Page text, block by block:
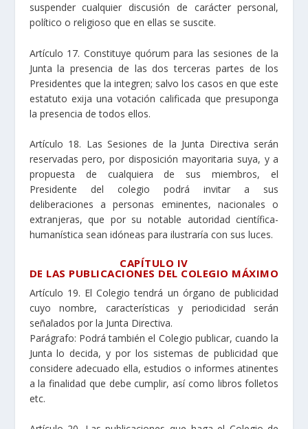
suspender cualquier discusión de carácter personal,
político o religioso que en ellas se suscite.
Artículo 17. Constituye quórum para las sesiones de la
Junta la presencia de las dos terceras partes de los
Presidentes que la integren; salvo los casos en que este
estatuto exija una votación calificada que presuponga
la presencia de todos ellos.
Artículo 18. Las Sesiones de la Junta Directiva serán
reservadas pero, por disposición mayoritaria suya, y a
propuesta de cualquiera de sus miembros, el
Presidente del colegio podrá invitar a sus
deliberaciones a personas eminentes, nacionales o
extranjeras, que por su notable autoridad científica-
humanística sean idóneas para ilustraría con sus luces.
CAPÍTULO IV
DE LAS PUBLICACIONES DEL COLEGIO MÁXIMO
Artículo 19. El Colegio tendrá un órgano de publicidad
cuyo nombre, características y periodicidad serán
señalados por la Junta Directiva.
Parágrafo: Podrá también el Colegio publicar, cuando la
Junta lo decida, y por los sistemas de publicidad que
considere adecuado ella, estudios o informes atinentes
a la finalidad que debe cumplir, así como libros folletos
etc.